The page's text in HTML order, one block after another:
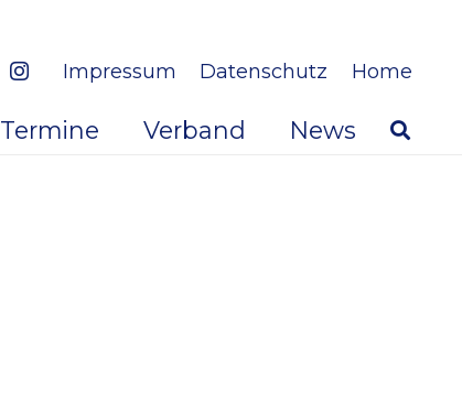
Impressum Datenschutz Home
Termine Verband News